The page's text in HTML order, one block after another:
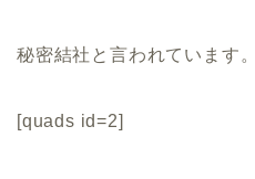
秘密結社と言われています。
[quads id=2]